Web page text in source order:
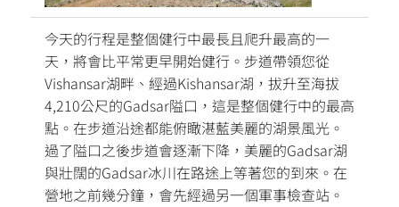
今天的行程是整個健行中最長且爬升最高的一
天，將會比平常更早開始健行。步道帶領您從
Vishansar湖畔、經過Kishansar湖，拔升至海拔
4,210公尺的Gadsar隘口，這是整個健行中的最高
點。在步道沿途都能俯瞰湛藍美麗的湖景風光。
過了隘口之後步道會逐漸下降，美麗的Gadsar湖
與壯闊的Gadsar冰川在路途上等著您的到來。在
營地之前幾分鐘，會先經過另一個軍事檢查站。